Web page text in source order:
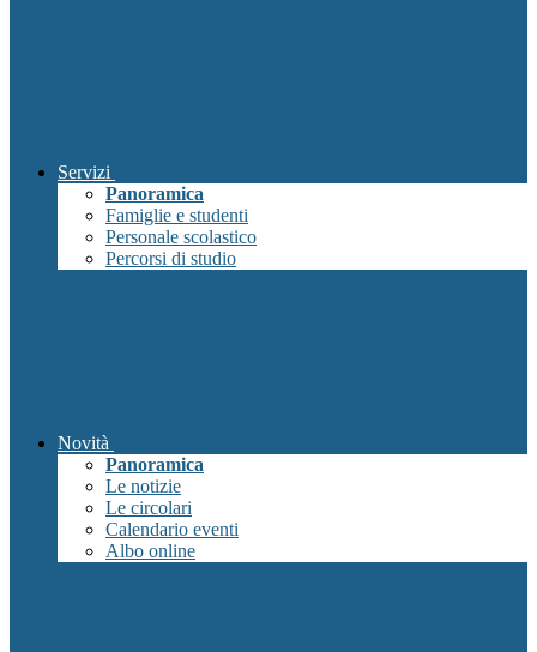
Servizi
Panoramica
Famiglie e studenti
Personale scolastico
Percorsi di studio
Novità
Panoramica
Le notizie
Le circolari
Calendario eventi
Albo online